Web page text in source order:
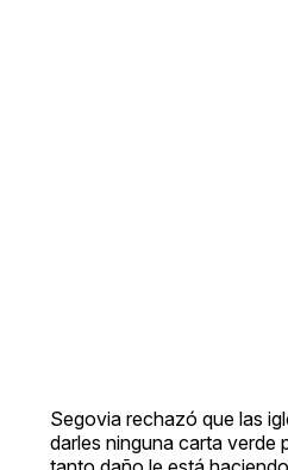
Segovia rechazó que las
darles ninguna carta verde